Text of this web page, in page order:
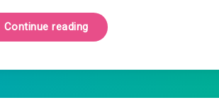
Continue reading